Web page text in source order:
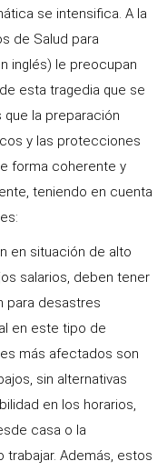
se intensifica. A la
de Salud para
inglés) le preocupan
esta tragedia que se
la preparación
y las protecciones
forma coherente y
teniendo en cuenta
en situación de alto
salarios, deben tener
para desastres
en este tipo de
más afectados son
sin alternativas
en los horarios,
casa o la
Además, estos